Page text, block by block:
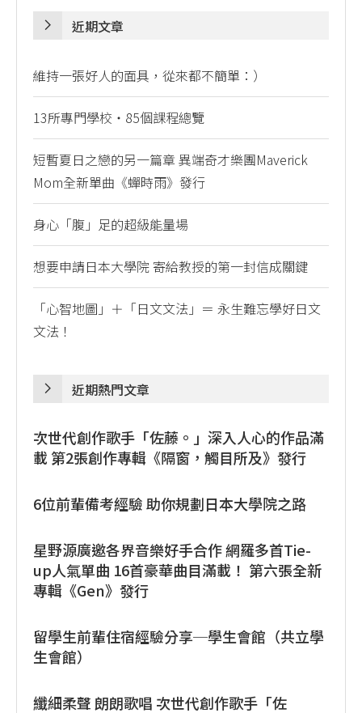
近期文章
維持一張好人的面具，從來都不簡單：）
13所專門學校・85個課程總覽
短暫夏日之戀的另一篇章 異端奇才樂團Maverick
Mom全新單曲《蟬時雨》發行
身心「腹」足的超級能量場
想要申請日本大學院 寄給教授的第一封信成關鍵
「心智地圖」＋「日文文法」＝ 永生難忘學好日文
文法！
近期熱門文章
次世代創作歌手「佐藤。」深入人心的作品滿
載 第2張創作專輯《隔窗，觸目所及》發行
6位前輩備考經驗 助你規劃日本大學院之路
星野源廣邀各界音樂好手合作 網羅多首Tie-
up人氣單曲 16首豪華曲目滿載！ 第六張全新
專輯《Gen》發行
留學生前輩住宿經驗分享─學生會館（共立學
生會館）
纖細柔聲 朗朗歌唱 次世代創作歌手「佐